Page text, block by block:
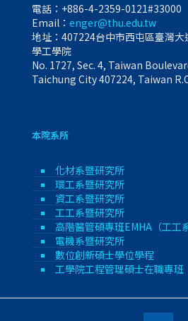
電話： +886-4-2359-0121#33000
Email： enger@thu.edu.tw
地址：407224台中市西屯區臺灣
學工學院
No. 1727, Sec. 4, Taiwan
Taichung City 407224, Taiwan
本院系所
化材系暨研究所
環工系暨研究所
資工系暨研究所
工工系暨研究所
高階醫管碩專班EMHA（工工系
電機系暨研究所
數位創新碩士學位學程
工學院工程管理碩士在職專班